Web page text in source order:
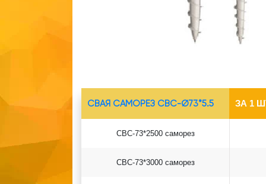
СВАЯ САМОРЕЗ СВС-Ø73*5.5 ЗА 1
СВС-73*2500 саморез
СВС-73*3000 саморез